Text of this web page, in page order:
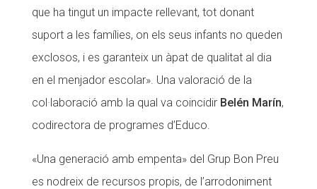
que ha tingut un impacte rellevant, tot donant
suport a les famílies, on els seus infants no queden
exclosos, i es garanteix un àpat de qualitat al dia
en el menjador escolar». Una valoració de la
col·laboració amb la qual va coincidir Belén Marín,
codirectora de programes d’Educo.
«Una generació amb empenta» del Grup Bon Preu
es nodreix de recursos propis, de l’arrodoniment